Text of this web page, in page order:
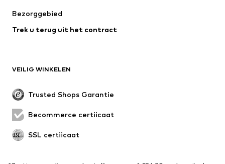
Ondergoed
Mantels
Rokken
Evenementen
SCHOENEN
Sneakers
Enkellaarsjes
Bezorggebied
Trek u terug uit het contract
VEILIG WINKELEN
Trusted Shops Garantie
Becommerce certificaat
SSL certificaat